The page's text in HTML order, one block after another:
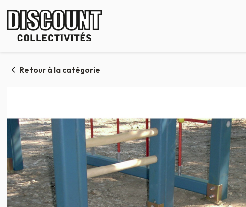
Retour à la catégorie